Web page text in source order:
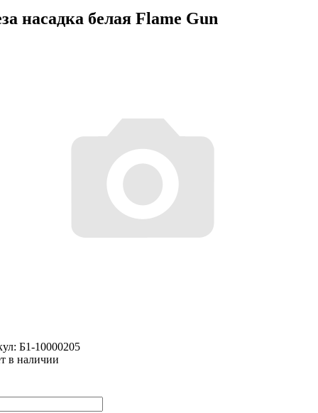
насадка белая Flame Gun
Б1-10000205
в наличии